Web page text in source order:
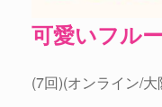
可愛いフル
(7回)(オンライン/大